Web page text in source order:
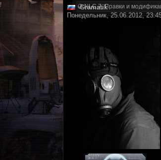
NLC 7. Правки и
Gramatik
Понедельник, 25.06.2012,